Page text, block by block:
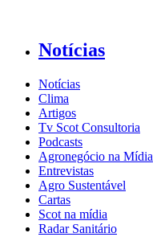
Notícias
Notícias
Clima
Artigos
Tv Scot Consultoria
Podcasts
Agronegócio na Mídia
Entrevistas
Agro Sustentável
Cartas
Scot na mídia
Radar Sanitário